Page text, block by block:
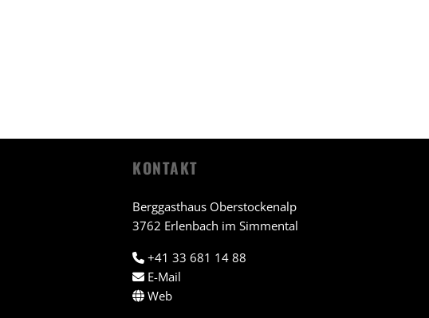
KONTAKT
Berggasthaus Oberstockenalp
3762 Erlenbach im Simmental
+41 33 681 14 88
E-Mail
Web